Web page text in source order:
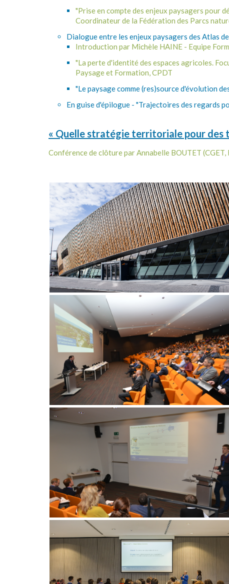
"Prise en compte des enjeux paysagers pour
Coordinateur de la Fédération des Parcs
Dialogue entre les enjeux paysagers des Atlas
Introduction par Michèle HAINE - Equipe
"La perte d'identité des espaces agricoles.
Paysage et Formation, CPDT
"Le paysage comme (res)source d'évolution
En guise d'épilogue - "Trajectoires des regards
« Quelle stratégie territoriale pour des
Conférence de clôture parAnnabelle BOUTET (CGET,